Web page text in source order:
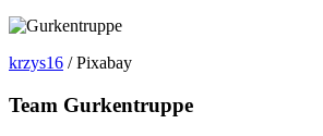
krzys16 / Pixabay
Team Gurkentruppe